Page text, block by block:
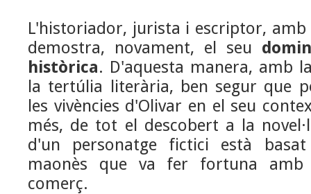
L'historiador, jurista i escriptor, amb
demostra, novament, el seu
històrica. D'aquesta manera, amb
la tertúlia literària, ben segur que
les vivències d'Olivar en el seu
més, de tot el descobert a la
d'un personatge fictici està
maonès que va fer fortuna
comerç.